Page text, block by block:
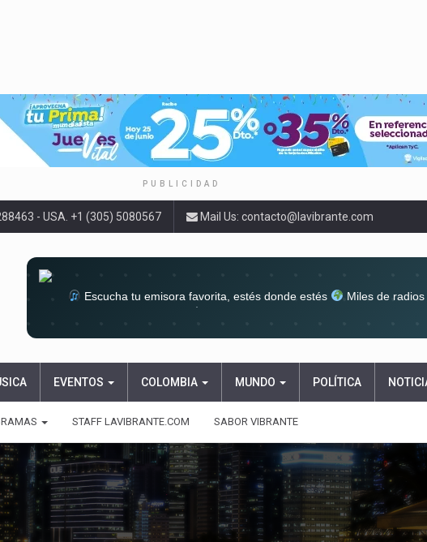
PUBLICIDAD
- USA. +1 (305) 5080567 Mail Us: contacto@lavibrante.com
Escucha tu emisora favorita, estés donde estés
Miles de
EVENTOS COLOMBIA MUNDO POLÍTICA
STAFF LAVIBRANTE.COM SABOR VIBRANTE